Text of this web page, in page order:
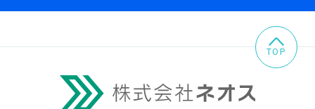
TOP